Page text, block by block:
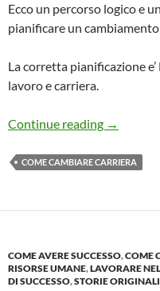
Ecco un percorso logico e
pianificare un
La corretta pianificazione
lavoro e carriera.
Continue reading →
COME CAMBIARE CARRIERA
COME AVERE SUCCESSO,COME
RISORSE UMANE,LAVORARE
DI SUCCESSO,STORIE ORIGINALI